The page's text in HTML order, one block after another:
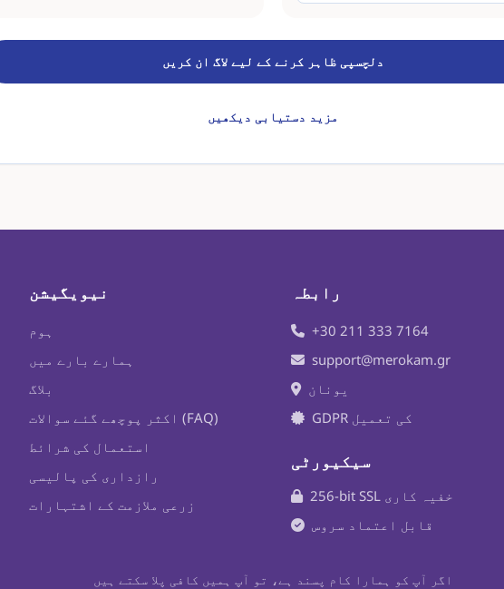
دلچسپی ظاہر کرنے کے لیے لاگ ان کریں
مزید دستیابی دیکھیں
نیویگیشن
ہوم
ہمارے بارے میں
بلاگ
اکثر پوچھے گئے سوالات (FAQ)
استعمال کی شرائط
رازداری کی پالیسی
زرعی ملازمت کے اشتہارات
رابطہ
+30 211 333 7164
support@merokam.gr
یونان
GDPR کی تعمیل
سیکیورٹی
256-bit SSL خفیہ کاری
قابل اعتماد سروس
اگر آپ کو ہمارا کام پسند ہے، تو آپ ہمیں کافی پلا سکتے ہیں